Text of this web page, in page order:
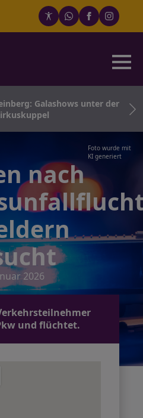
Galashows unter der
Foto wurde mit
KI generiert
nach
2026
und flüchtet.